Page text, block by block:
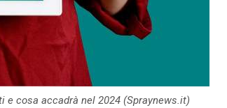
e cosa accadrà nel 2024 (Spraynews.it)